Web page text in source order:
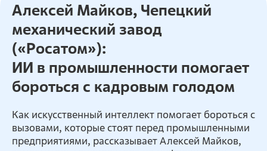
Алексей Майков, Чепецкий
механический завод
(«Росатом»):
ИИ в промышленности помогает
бороться с кадровым голодом
Как искусственный интеллект помогает бороться с
вызовами, которые стоят перед промышленными
предприятиями, рассказывает Алексей Майков,